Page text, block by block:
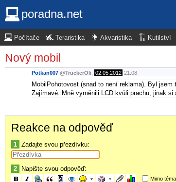
poradna.net
Počítače Teraristika Akvaristika Kutilství
Nový mobil
Potkan007 @TruckerOli 02.05.2012 21:08
MobilPohotovost (snad to není reklama). Byl
Zajímavé. Mně vyměnili LCD kvůli prachu, jinak si
Reakce na odpověď
1 Zadajte svou přezdívku:
2 Napište svou odpověď:
Mimo téma